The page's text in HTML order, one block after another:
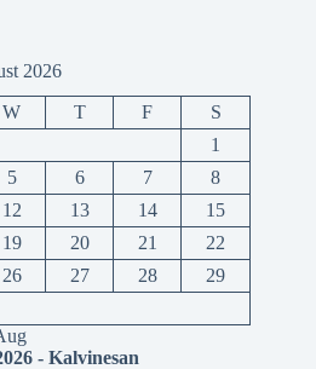
2026
W T F
S
1
5 6 7
8
12 13 14
15
19 20 21
22
26 27 28
29
- Kalvinesan